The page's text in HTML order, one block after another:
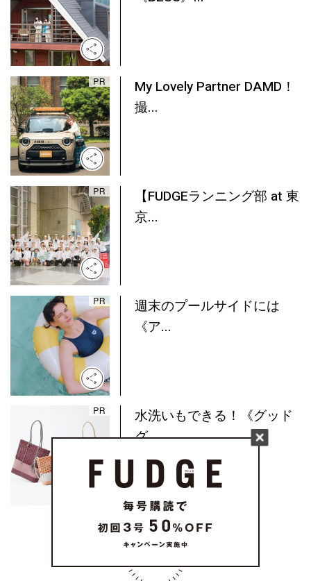
My Lovely Partner DAMD！
撮...
【FUDGEランニング部 at 東
京...
週末のプールサイドには
《ア...
水洗いもできる！《グッド
グ...